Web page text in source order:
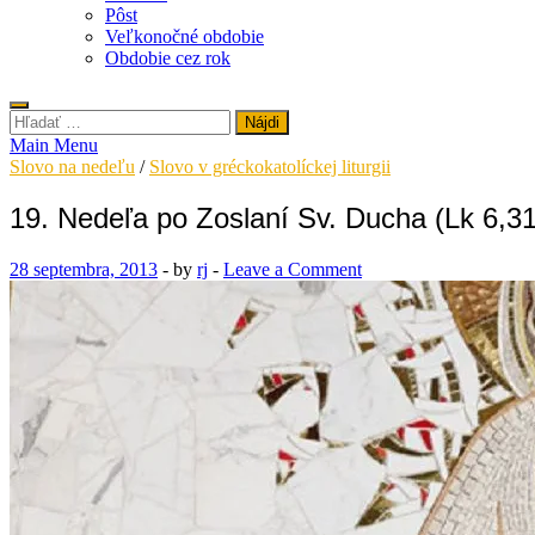
Pôst
Veľkonočné obdobie
Obdobie cez rok
Hľadať:
Main Menu
Slovo na nedeľu / Slovo v gréckokatolíckej liturgii
19. Nedeľa po Zoslaní Sv. Ducha (Lk
28 septembra, 2013 - by rj - Leave a Comment